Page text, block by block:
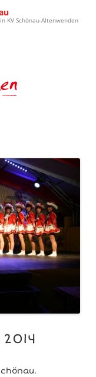
KV Schönau-Altenwenden